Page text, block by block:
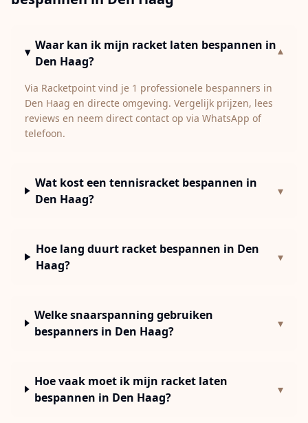
Waar kan ik mijn racket laten bespannen in
Den Haag?
▾
Via Racketpoint vind je 1 professionele bespanners in
Den Haag en directe omgeving. Vergelijk prijzen, lees
reviews en neem direct contact op via WhatsApp of
telefoon.
Wat kost een tennisracket bespannen in
Den Haag?
▾
Hoe lang duurt racket bespannen in Den
Haag?
▾
Welke snaarspanning gebruiken
bespanners in Den Haag?
▾
Hoe vaak moet ik mijn racket laten
bespannen in Den Haag?
▾